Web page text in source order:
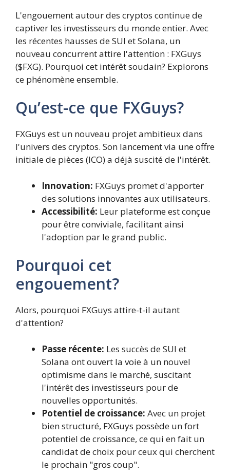
L'engouement autour des cryptos continue de
captiver les investisseurs du monde entier. Avec
les récentes hausses de SUI et Solana, un
nouveau concurrent attire l'attention : FXGuys
($FXG). Pourquoi cet intérêt soudain? Explorons
ce phénomène ensemble.
Qu’est-ce que FXGuys?
FXGuys est un nouveau projet ambitieux dans
l'univers des cryptos. Son lancement via une offre
initiale de pièces (ICO) a déjà suscité de l'intérêt.
Innovation: FXGuys promet d'apporter
des solutions innovantes aux utilisateurs.
Accessibilité: Leur plateforme est conçue
pour être conviviale, facilitant ainsi
l'adoption par le grand public.
Pourquoi cet
engouement?
Alors, pourquoi FXGuys attire-t-il autant
d'attention?
Passe récente: Les succès de SUI et
Solana ont ouvert la voie à un nouvel
optimisme dans le marché, suscitant
l'intérêt des investisseurs pour de
nouvelles opportunités.
Potentiel de croissance: Avec un projet
bien structuré, FXGuys possède un fort
potentiel de croissance, ce qui en fait un
candidat de choix pour ceux qui cherchent
le prochain "gros coup".